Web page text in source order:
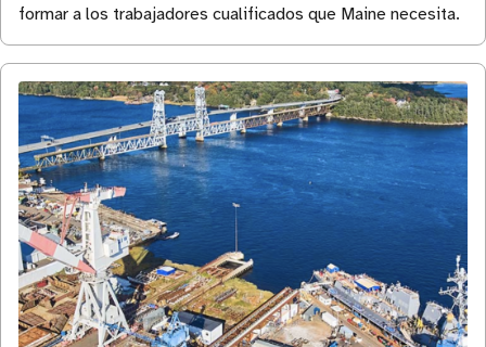
formar a los trabajadores cualificados que Maine necesita.